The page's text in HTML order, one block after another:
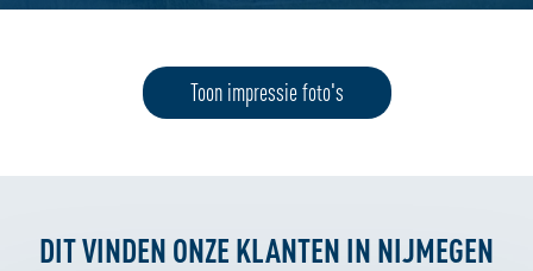
Toon impressie foto's
DIT VINDEN ONZE KLANTEN IN NIJMEGEN